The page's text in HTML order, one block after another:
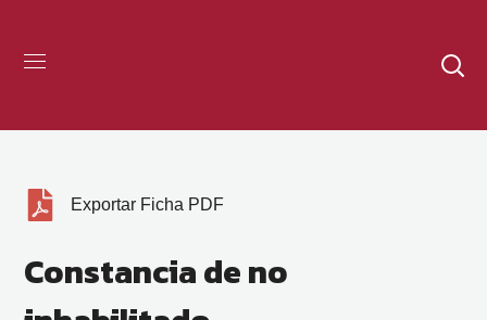
Constancia de no
Exportar Ficha PDF